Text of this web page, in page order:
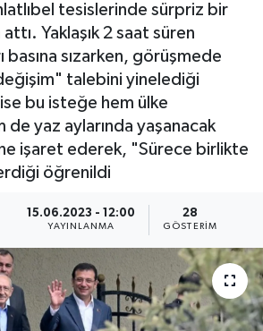
tesislerinde sürpriz bir
Yaklaşık 2 saat süren
basına sızarken, görüşmede
talebini yinelediği
ise bu isteğe hem ülke
de yaz aylarında yaşanacak
işaret ederek, "Sürece birlikte
öğrenildi
15.06.2023 - 12:00
YAYINLANMA
28
GÖSTERIM